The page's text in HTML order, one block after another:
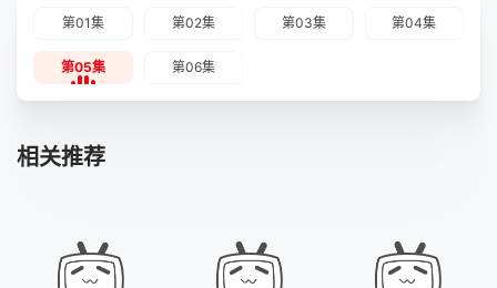
第01集 第02集 第03集 第04集
第05集 第06集
相关推荐